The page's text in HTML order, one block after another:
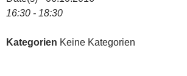
16:30 - 18:30
Kategorien Keine Kategorien